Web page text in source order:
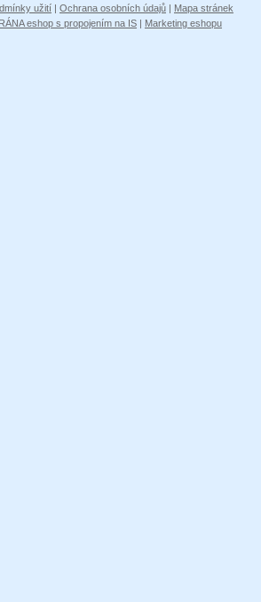
užití | Ochrana osobních údajů | Mapa stránek
eshop s propojením na IS | Marketing eshopu